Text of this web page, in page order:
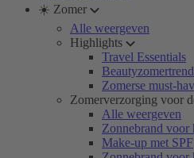
☀️ Zomer
Alle weergeven
Highlights
Travel Essentials
Zomerse must-
Zomerverzorging voor
Alle weergeven
Zonnebrand voor
Make-up met SPF